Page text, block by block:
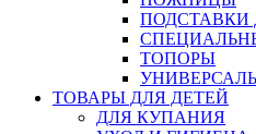
ТОПОРЫ
ТОВАРЫ ДЛЯ ДЕТЕЙ
ДЛЯ КУПАНИЯ